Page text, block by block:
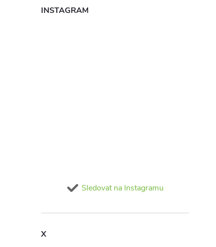
INSTAGRAM
Sledovat na Instagramu
X